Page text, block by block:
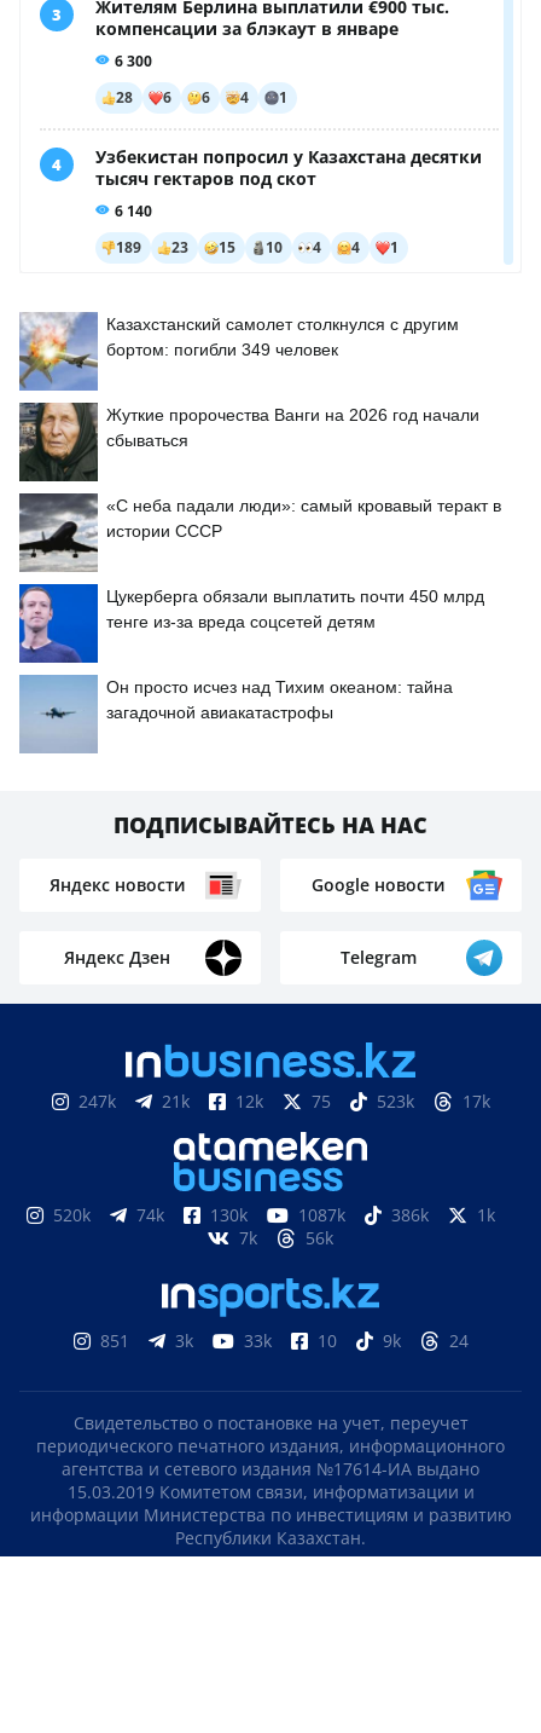
Казахстанский самолет столкнулся с другим
бортом: погибли 349 человек
Жуткие пророчества Ванги на 2026 год начали
сбываться
«С неба падали люди»: самый кровавый теракт в
истории СССР
Цукерберга обязали выплатить почти 450 млрд
тенге из-за вреда соцсетей детям
Он просто исчез над Тихим океаном: тайна
загадочной авиакатастрофы
ПОДПИСЫВАЙТЕСЬ НА НАС
Яндекс новости Google новости
Яндекс Дзен Telegram
247k 21k 12k 75 523k 17k
520k 74k 130k 1087k 386k
1k
7k
56k
851 3k 33k 10 9k 24
Свидетельство о постановке на учет, переучет
периодического печатного издания, информационного
агентства и сетевого издания №17614-ИА выдано
15.03.2019 Комитетом связи, информатизации и
информации Министерства по инвестициям и развитию
Республики Казахстан.